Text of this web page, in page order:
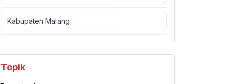
Kabupaten Malang
Topik